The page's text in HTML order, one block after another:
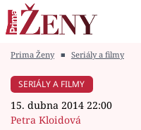
Módní alarm
Prima Ženy ■ Seriály a filmy
SERIÁLY A FILMY
15. dubna 2014 22:00
Petra Kloidová